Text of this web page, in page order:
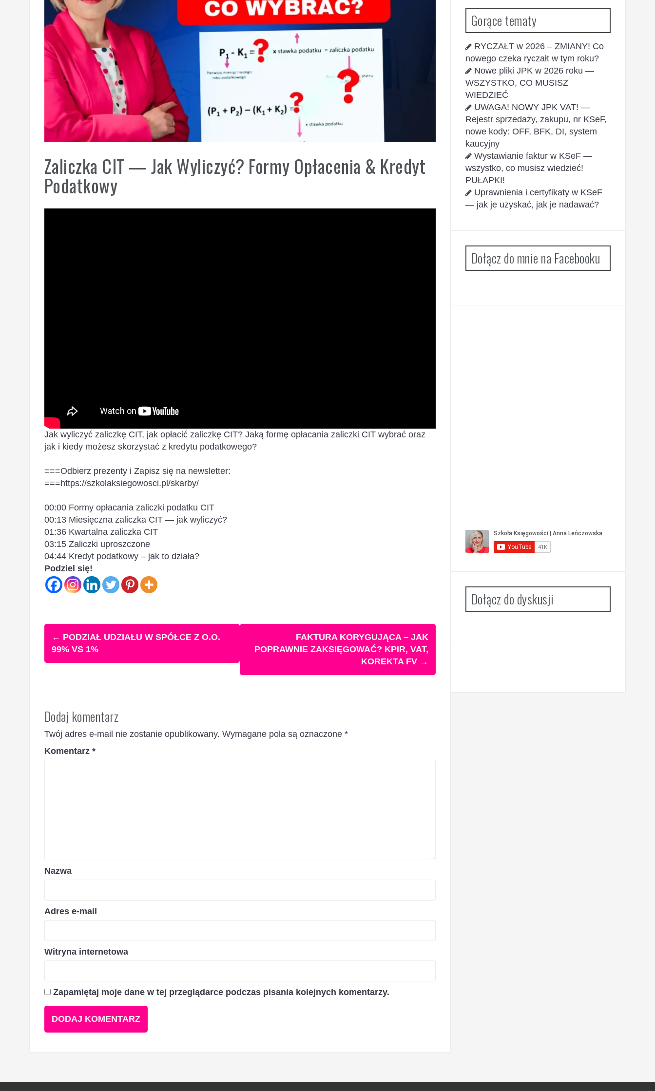
Zaliczka CIT — Jak Wyliczyć? Formy Opłacenia & Kredyt
Podatkowy
Jak wyliczyć zaliczkę CIT, jak opłacić zaliczkę CIT? Jaką formę opłacania zaliczki CIT wybrać oraz
jak i kiedy możesz skorzystać z kredytu podatkowego?
===Odbierz prezenty i Zapisz się na newsletter:
===https://szkolaksiegowosci.pl/skarby/
00:00 Formy opłacania zaliczki podatku CIT
00:13 Miesięczna zaliczka CIT — jak wyliczyć?
01:36 Kwartalna zaliczka CIT
03:15 Zaliczki uproszczone
04:44 Kredyt podatkowy – jak to działa?
Podziel się!
Zobacz
wpisy
← PODZIAŁ UDZIAŁU W SPÓŁCE Z O.O.
99% VS 1%
FAKTURA KORYGUJĄCA – JAK
POPRAWNIE ZAKSIĘGOWAĆ? KPIR, VAT,
KOREKTA FV →
Dodaj komentarz
Twój adres e-mail nie zostanie opublikowany. Wymagane pola są oznaczone *
Komentarz *
Nazwa
Adres e-mail
Witryna internetowa
Zapamiętaj moje dane w tej przeglądarce podczas pisania kolejnych komentarzy.
Gorące tematy
RYCZAŁT w 2026 – ZMIANY! Co
nowego czeka ryczałt w tym roku?
Nowe pliki JPK w 2026 roku —
WSZYSTKO, CO MUSISZ
WIEDZIEĆ
UWAGA! NOWY JPK VAT! —
Rejestr sprzedaży, zakupu, nr KSeF,
nowe kody: OFF, BFK, DI, system
kaucyjny
Wystawianie faktur w KSeF —
wszystko, co musisz wiedzieć!
PUŁAPKI!
Uprawnienia i certyfikaty w KSeF
— jak je uzyskać, jak je nadawać?
Dołącz do mnie na Facebooku
Dołącz do dyskusji